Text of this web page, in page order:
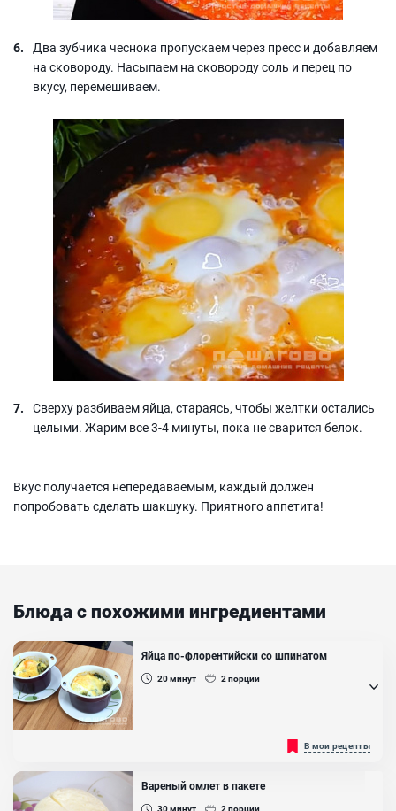
Два зубчика чеснока пропускаем через пресс и добавляем
на сковороду. Насыпаем на сковороду соль и перец по
вкусу, перемешиваем.
Сверху разбиваем яйца, стараясь, чтобы желтки остались
целыми. Жарим все 3-4 минуты, пока не сварится белок.
Вкус получается непередаваемым, каждый должен
попробовать сделать шакшуку. Приятного аппетита!
Блюда с похожими ингредиентами
Яйца по-флорентийски со шпинатом
20минут 2порции
Яйца по-флорентийски—блюдо изысканной ресторанной кухни.
Но это блюдо можно легко приготовить и в домашних условиях.
Если вам надоели обычные яичницы и омлеты, то это блюдо из
яиц прекрасно разнообразит ваше меню завтраков. Это блюдо
пришло к нам из Франции. Оно являлось любимым завтраком
Екатерины Медичи. А так как она была из Флоренции, то блюдо из
В мои рецепты
Вареный омлет в пакете